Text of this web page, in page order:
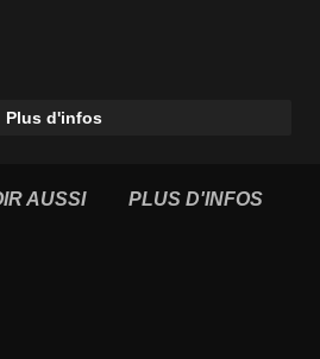
entraînent dans des
qui mettent en avant l’esprit
Plus d'infos
AUSSI PLUS D'INFOS